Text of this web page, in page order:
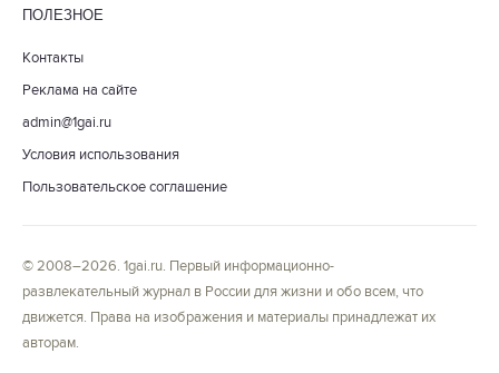
ПОЛЕЗНОЕ
Контакты
Реклама на сайте
admin@1gai.ru
Условия использования
Пользовательское соглашение
© 2008–2026. 1gai.ru. Первый информационно-
развлекательный журнал в России для жизни и обо всем, что
движется. Права на изображения и материалы принадлежат их
авторам.